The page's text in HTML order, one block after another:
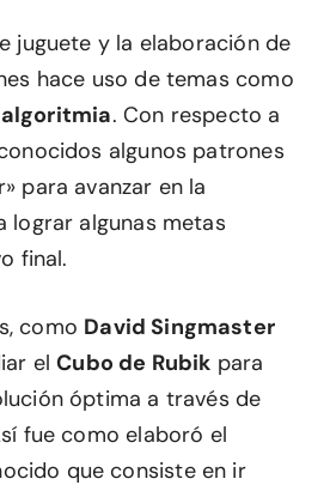
juguete y la elaboración de
hace uso de temas como
algoritmia. Con respecto a
algunos patrones
para avanzar en la
lograr algunas metas
final.
como David Singmaster
elCubo de Rubik para
óptima a través de
fue como elaboró el
que consiste en ir